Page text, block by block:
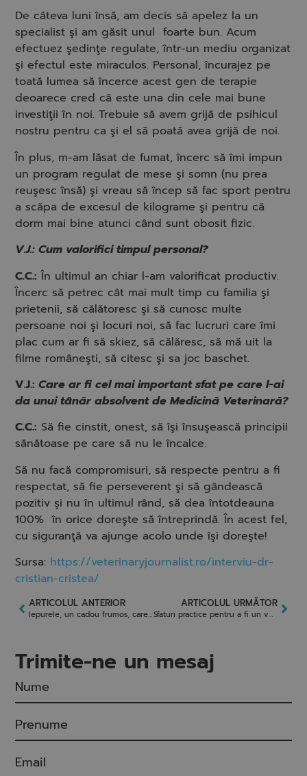
De câteva luni însă, am decis să apelez la un
specialist şi am găsit unul foarte bun. Acum
efectuez şedinţe regulate, într-un mediu organizat
şi efectul este miraculos. Personal, încurajez pe
toată lumea să încerce acest gen de terapie
deoarece cred că este una din cele mai bune
investiţii în noi. Trebuie să avem grijă de psihicul
nostru pentru ca şi el să poată avea grijă de noi.
În plus, m-am lăsat de fumat, încerc să îmi impun
un program regulat de mese şi somn (nu prea
reuşesc însă) şi vreau să încep să fac sport pentru
a scăpa de excesul de kilograme şi pentru că
dorm mai bine atunci când sunt obosit fizic.
V.J.: Cum valorifici timpul personal?
C.C.: În ultimul an chiar l-am valorificat productiv.
Încerc să petrec cât mai mult timp cu familia şi
prietenii, să călătoresc şi să cunosc multe
persoane noi şi locuri noi, să fac lucruri care îmi
plac cum ar fi să skiez, să călăresc, să mă uit la
filme româneşti, să citesc şi sa joc baschet.
V.J.:Care ar fi cel mai important sfat pe care l-ai
da unui tânăr absolvent de Medicină Veterinară?
C.C.: Să fie cinstit, onest, să îşi însuşească principii
sănătoase pe care să nu le încalce.
Să nu facă compromisuri, să respecte pentru a fi
respectat, să fie perseverent şi să gândească
pozitiv şi nu în ultimul rând, să dea întotdeauna
100% în orice doreşte să întreprindă. În acest fel,
cu siguranţă va ajunge acolo unde îşi doreşte!
Sursa: https://veterinaryjournalist.ro/interviu-dr-
cristian-cristea/
ARTICOLUL ANTERIOR
Iepurele, un cadou frumos, care vine la pachet cu responsabilităţi
ARTICOLUL URMĂTOR
Sfaturi practice pentru a fi un veterinar de succes
Trimite-ne un mesaj